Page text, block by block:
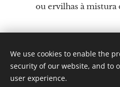
ou ervilhas à mistura
Por:
Instagram:
We use cookies to enable the
security of our website, and to
user experience.